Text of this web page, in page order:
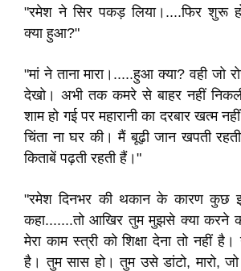
"रमेश ने सिर पकड़ लिया।....फिर शुरू
क्या हुआ?"
"मां ने ताना मारा।.....हुआ क्या? वही जो
देखो। अभी तक कमरे से बाहर नहीं
शाम हो गई पर महारानी का दरबार खत्म
चिंता ना घर की। मैं बूढ़ी जान खपती
किताबें पढ़ती रहती हैं।"
"रमेश दिनभर की थकान के कारण कुछ
कहा.......तो आखिर तुम मुझसे क्या करने
मेरा काम स्त्री को शिक्षा देना तो नहीं है।
है। तुम सास हो। तुम उसे डांटो, मारो,